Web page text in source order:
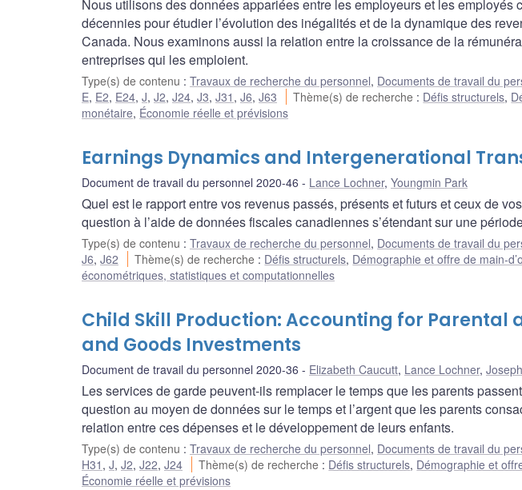
Nous utilisons des données appariées entre les employeurs et les employés
décennies pour étudier l’évolution des inégalités et de la dynamique des
Canada. Nous examinons aussi la relation entre la croissance de la
entreprises qui les emploient.
Type(s) de contenu : Travaux de recherche du personnel, Documents de travail du
E, E2, E24, J, J2, J24, J3, J31 , J6, J63 Thème(s) de recherche : Défis structurels,
monétaire, Économie réelle et prévisions
Earnings Dynamics and Intergenerational
Document de travail du personnel 2020-46 Lance Lochner, Youngmin Park
Quel est le rapport entre vos revenus passés, présents et futurs et ceux de
question à l’aide de données fiscales canadiennes s’étendant sur une
Type(s) de contenu : Travaux de recherche du personnel, Documents de travail du
J6, J62 Thème(s) de recherche : Défis structurels, Démographie et offre de main-
économétriques, statistiques et computationnelles
Child Skill Production: Accounting for Parental
and Goods Investments
Document de travail du personnel 2020-36 Elizabeth Caucutt, Lance Lochner,
Les services de garde peuvent-ils remplacer le temps que les parents
question au moyen de données sur le temps et l’argent que les parents
relation entre ces dépenses et le développement de leurs enfants.
Type(s) de contenu : Travaux de recherche du personnel, Documents de travail du
H31 , J, J2, J22, J24 Thème(s) de recherche : Défis structurels, Démographie et
Économie réelle et prévisions